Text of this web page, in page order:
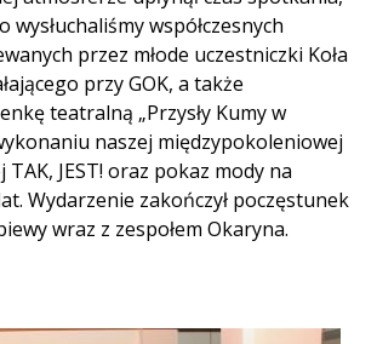
wysłuchaliśmy współczesnych
przez młode uczestniczki Koła
przy GOK, a także
teatralną „Przysły Kumy w
naszej międzypokoleniowej
JEST! oraz pokaz mody na
Wydarzenie zakończył poczęstunek
wraz z zespołem Okaryna.